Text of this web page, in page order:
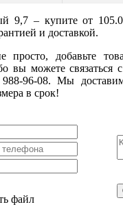
9,7 – купите от
и доставкой.
просто, добавьте
вы можете связаться
96-08. Мы
в срок!
файл